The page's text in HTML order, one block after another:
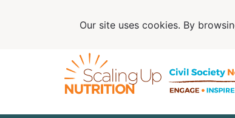
Our site uses cookies. By